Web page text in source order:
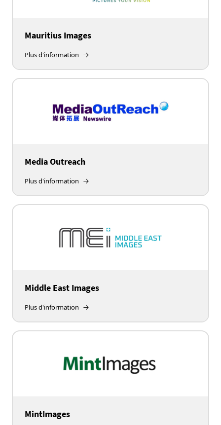
Mauritius Images
Plus d'information
Media Outreach
Plus d'information
Middle East Images
Plus d'information
MintImages